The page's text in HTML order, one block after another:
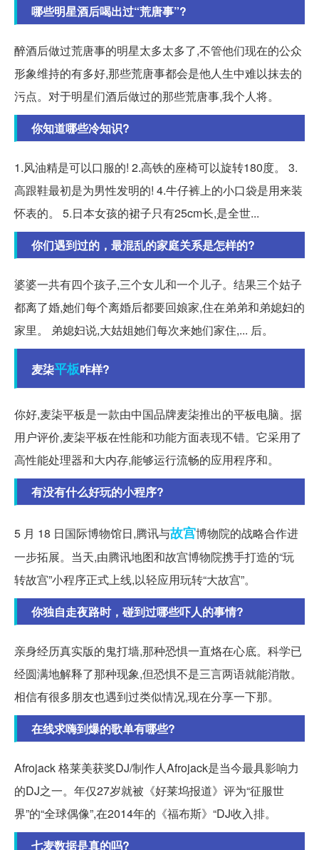
哪些明星酒后喝出过“荒唐事”?
醉酒后做过荒唐事的明星太多太多了,不管他们现在的公众
形象维持的有多好,那些荒唐事都会是他人生中难以抹去的
污点。对于明星们酒后做过的那些荒唐事,我个人将。
你知道哪些冷知识?
1.风油精是可以口服的! 2.高铁的座椅可以旋转180度。 3.
高跟鞋最初是为男性发明的! 4.牛仔裤上的小口袋是用来装
怀表的。 5.日本女孩的裙子只有25cm长,是全世...
你们遇到过的，最混乱的家庭关系是怎样的?
婆婆一共有四个孩子,三个女儿和一个儿子。结果三个姑子
都离了婚,她们每个离婚后都要回娘家,住在弟弟和弟媳妇的
家里。 弟媳妇说,大姑姐她们每次来她们家住,... 后。
麦柒平板咋样?
你好,麦柒平板是一款由中国品牌麦柒推出的平板电脑。据
用户评价,麦柒平板在性能和功能方面表现不错。它采用了
高性能处理器和大内存,能够运行流畅的应用程序和。
有没有什么好玩的小程序?
5 月 18 日国际博物馆日,腾讯与故宫博物院的战略合作进
一步拓展。当天,由腾讯地图和故宫博物院携手打造的“玩
转故宫”小程序正式上线,以轻应用玩转“大故宫”。
你独自走夜路时，碰到过哪些吓人的事情?
亲身经历真实版的鬼打墙,那种恐惧一直烙在心底。科学已
经圆满地解释了那种现象,但恐惧不是三言两语就能消散。
相信有很多朋友也遇到过类似情况,现在分享一下那。
在线求嗨到爆的歌单有哪些?
Afrojack 格莱美获奖DJ/制作人Afrojack是当今最具影响力
的DJ之一。年仅27岁就被《好莱坞报道》评为“征服世
界”的“全球偶像”,在2014年的《福布斯》“DJ收入排。
七麦数据是真的吗?